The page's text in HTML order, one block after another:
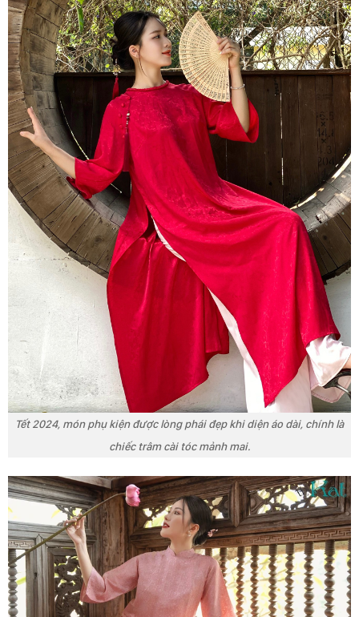
Tết 2024, món phụ kiện được lòng phái đẹp khi diện áo dài, chính là
chiếc trâm cài tóc mảnh mai.